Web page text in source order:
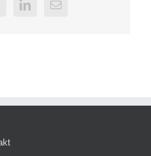
LinkedInEmail